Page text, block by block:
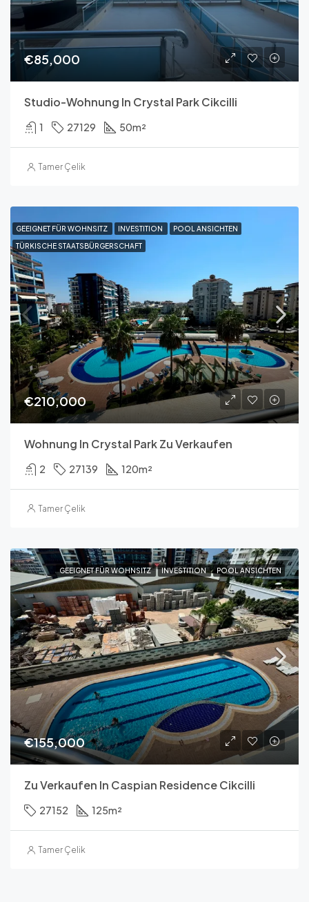
€85,000
Studio-Wohnung In Crystal Park Cikcilli
1 27129 50m²
Tamer Çelik
GEEIGNET FÜR WOHNSITZ INVESTITION POOL ANSICHTEN
TÜRKISCHE STAATSBÜRGERSCHAFT
€210,000
Wohnung In Crystal Park Zu Verkaufen
2 27139 120m²
Tamer Çelik
GEEIGNET FÜR WOHNSITZ INVESTITION POOL ANSICHTEN
€155,000
Zu Verkaufen In Caspian Residence Cikcilli
27152 125m²
Tamer Çelik